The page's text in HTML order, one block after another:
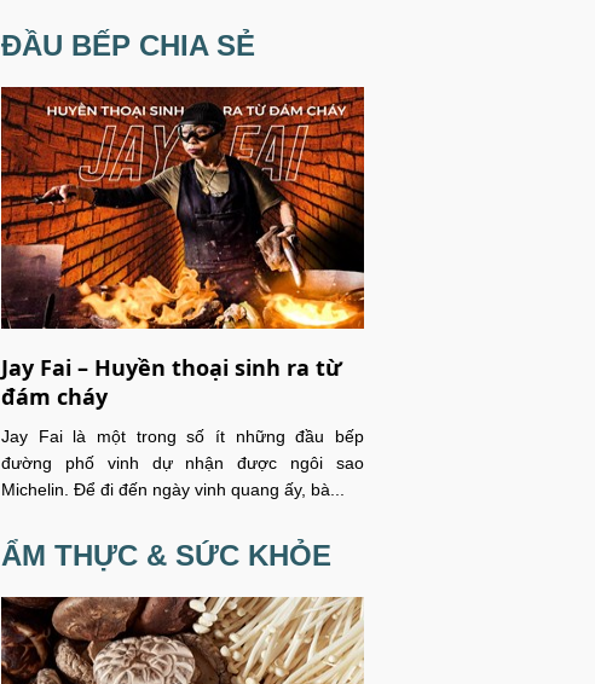
ĐẦU BẾP CHIA SẺ
Jay Fai – Huyền thoại sinh ra từ
đám cháy
Jay Fai là một trong số ít những đầu bếp
đường phố vinh dự nhận được ngôi sao
Michelin. Để đi đến ngày vinh quang ấy, bà...
ẨM THỰC & SỨC KHỎE